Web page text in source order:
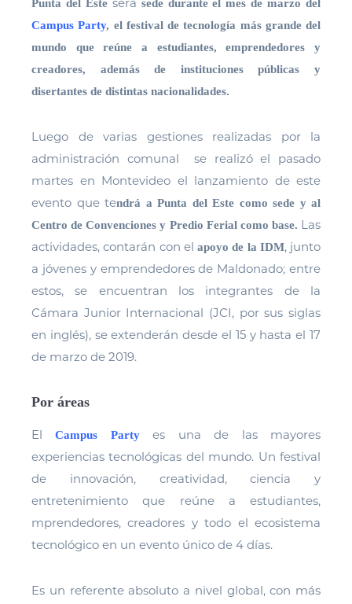
Punta del Este
sede durante el mes de marzo del
Campus Party, el festival de tecnología más grande del
mundo que reúne a estudiantes, emprendedores y
creadores, además de instituciones públicas y
disertantes de distintas nacionalidades.
Luego de varias gestiones realizadas por la
administración comunal se realizó el pasado
martes en Montevideo el lanzamiento de este
evento que tendrá a Punta del Este como sede y al
Centro de Convenciones y Predio Ferial como base. Las
actividades, contarán con el apoyo de la IDM, junto
a jóvenes y emprendedores de Maldonado; entre
estos, se encuentran los integrantes de la
Cámara Junior Internacional (JCI, por sus siglas
en inglés), se extenderán desde el 15 y hasta el 17
de marzo de 2019.
Por áreas
ElCampus Partyes una de las mayores
experiencias tecnológicas del mundo. Un festival
de innovación, creatividad, ciencia y
entretenimiento que reúne a estudiantes,
mprendedores, creadores y todo el ecosistema
tecnológico en un evento único de 4 días.
Es un referente absoluto a nivel global, con más